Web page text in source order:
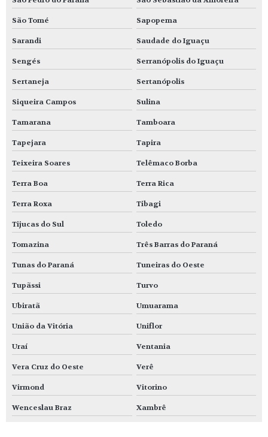
São Tomé Sapopema
Sarandi Saudade do Iguaçu
Sengés Serranópolis do Iguaçu
Sertaneja Sertanópolis
Siqueira Campos Sulina
Tamarana Tamboara
Tapejara Tapira
Teixeira Soares Telêmaco Borba
Terra Boa Terra Rica
Terra Roxa Tibagi
Tijucas do Sul Toledo
Tomazina Três Barras do Paraná
Tunas do Paraná Tuneiras do Oeste
Tupãssi Turvo
Ubiratã Umuarama
União da Vitória Uniflor
Uraí Ventania
Vera Cruz do Oeste Verê
Virmond Vitorino
Wenceslau Braz Xambrê